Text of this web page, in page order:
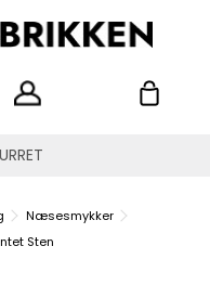
Næsesmykker
Sten